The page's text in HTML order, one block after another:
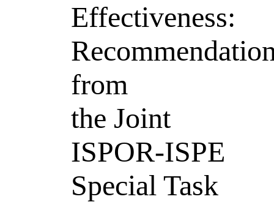
Effectiveness:
from
the Joint
ISPOR-ISPE
Special Task